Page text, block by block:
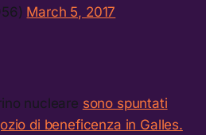
March 5, 2017
nucleare sono spuntati
di beneficenza in Galles.